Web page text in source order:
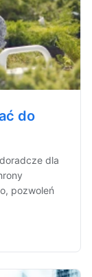
do
dla
pozwoleń